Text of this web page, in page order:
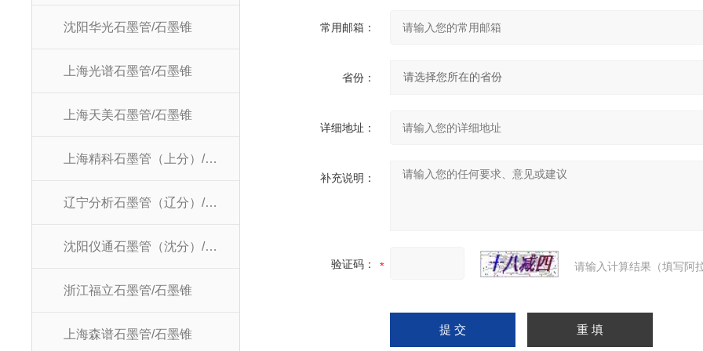
沈阳华光石墨管/石墨锥
上海光谱石墨管/石墨锥
上海天美石墨管/石墨锥
上海精科石墨管（上分）/石墨锥
辽宁分析石墨管（辽分）/石墨锥
沈阳仪通石墨管（沈分）/石墨锥
浙江福立石墨管/石墨锥
上海森谱石墨管/石墨锥
常用邮箱：
省份：
详细地址：
补充说明：
验证码： 请输入计算结果（填写阿